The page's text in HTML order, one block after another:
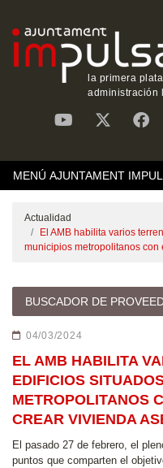
la primera
administración
MENÚ AJUNTAMENT
Actualidad
El AMB habilita varios
municipios metropolitanos
BUSCADOR DE
04/03/2024
EL AMB HABILITA
EDIFICIOS
METROPOLITANOS
CREAR VIVIENDA
El pasado 27 de febrero, el
puntos que comparten el